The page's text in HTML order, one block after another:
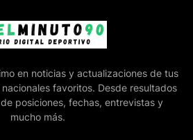
en noticias y actualizaciones de tus
favoritos. Desde resultados
posiciones, fechas, entrevistas y
mucho más.